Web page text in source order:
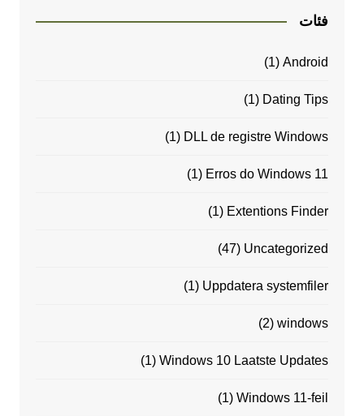
فئات
Android
(1)
Dating Tips
(1)
DLL de registre Windows
(1)
Erros do Windows 11
(1)
Extentions Finder
(1)
Uncategorized
(47)
Uppdatera systemfiler
(1)
windows
(2)
Windows 10 Laatste Updates
(1)
Windows 11-feil
(1)